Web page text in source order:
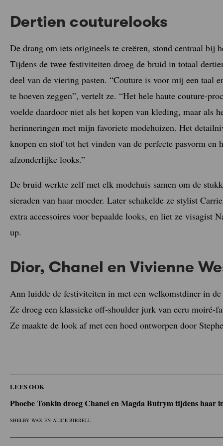
Dertien couturelooks
De drang om iets origineels te creëren, stond centraal bij
Tijdens de twee festiviteiten droeg de bruid in totaal
deel van de viering pasten. “Couture is voor mij een taal
te hoeven zeggen”, vertelt ze. “Het hele haute couture-
voelde daardoor niet als het kopen van kleding, maar als
herinneringen met mijn favoriete modehuizen. Het
knopen en stof tot het vinden van de perfecte pasvorm en
afzonderlijke looks.”
De bruid werkte zelf met elk modehuis samen om de
sieraden van haar moeder. Later schakelde ze stylist
extra accessoires voor bepaalde looks, en liet ze visagist
up.
Dior, Chanel en Vivienne
Ann luidde de festiviteiten in met een welkomstdiner in
Ze droeg een klassieke off-shoulder jurk van ecru moiré-
Ze maakte de look af met een hoed ontworpen door
LEES OOK
Phoebe Tonkin droeg Chanel en Magda Butrym tijdens haar
SHELBY WAX EN ALICE BIRRELL